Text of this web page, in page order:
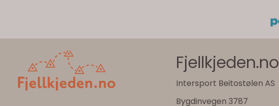
Fjellkjeden.no
Intersport Beitostølen AS
Bygdinvegen 3787